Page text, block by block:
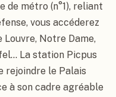
de métro (n°1), reliant
vous accéderez
Notre Dame,
La station Picpus
rejoindre le Palais
à son cadre agréable